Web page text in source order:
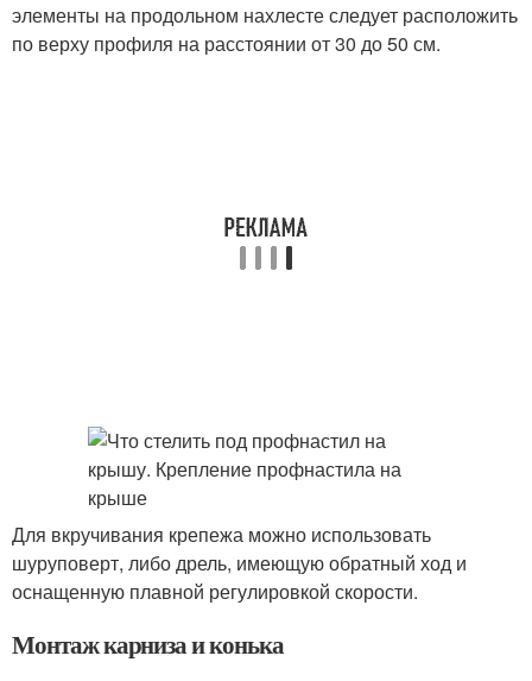
элементы на продольном нахлесте следует расположить
по верху профиля на расстоянии от 30 до 50 см.
Для вкручивания крепежа можно использовать
шуруповерт, либо дрель, имеющую обратный ход и
оснащенную плавной регулировкой скорости.
Монтаж карниза и конька